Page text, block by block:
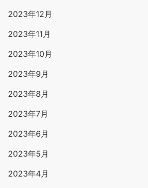
2023年12月
2023年11月
2023年10月
2023年9月
2023年8月
2023年7月
2023年6月
2023年5月
2023年4月